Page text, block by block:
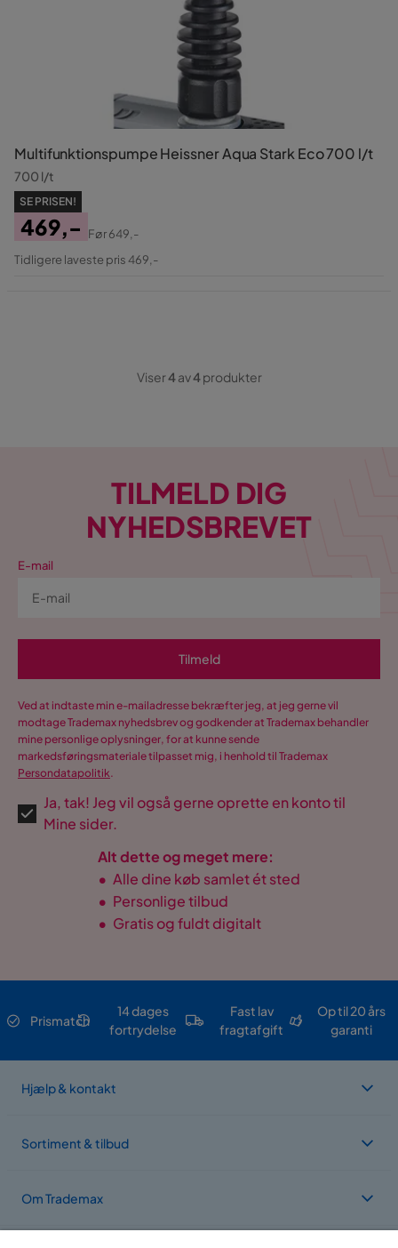
Multifunktionspumpe Heissner Aqua Stark Eco 700 l/t
700 l/t
SE PRISEN!
Pris
469,-
Original
Før649,-
Tidligere laveste pris 469,-
Viser4av4produkter
TILMELD DIG
NYHEDSBREVET
E-mail
Tilmeld
Ved at indtaste min e-mailadresse bekræfter jeg, at jeg gerne vil
modtage Trademax nyhedsbrev og godkender at Trademax behandler
mine personlige oplysninger, for at kunne sende
markedsføringsmateriale tilpasset mig, i henhold til Trademax
Persondatapolitik.
Ja, tak! Jeg vil også gerne oprette en konto til
Mine sider.
Alt dette og meget mere:
• Alle dine køb samlet ét sted
• Personlige tilbud
• Gratis og fuldt digitalt
Prismatch
14 dages
fortrydelse
Fast lav
fragtafgift
Op til 20 års
garanti
Hjælp & kontakt
Sortiment & tilbud
Om Trademax